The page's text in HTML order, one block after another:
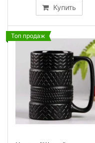
Купить
Топ продаж